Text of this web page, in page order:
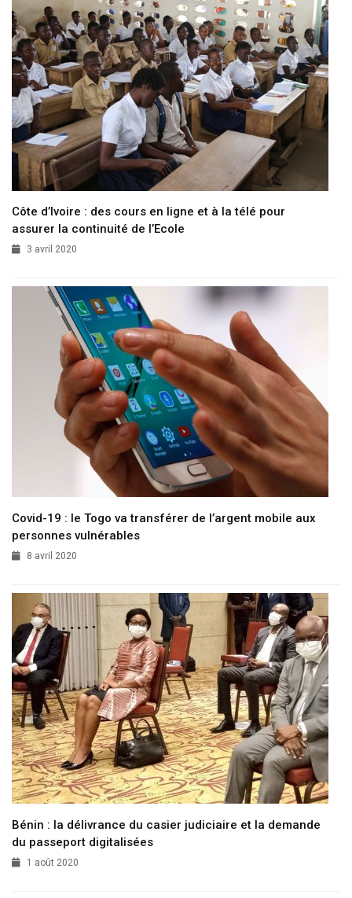
Côte d’Ivoire : des cours en ligne et à la télé pour
assurer la continuité de l’Ecole
3 avril 2020
Covid-19 : le Togo va transférer de l’argent mobile aux
personnes vulnérables
8 avril 2020
Bénin : la délivrance du casier judiciaire et la demande
du passeport digitalisées
1 août 2020